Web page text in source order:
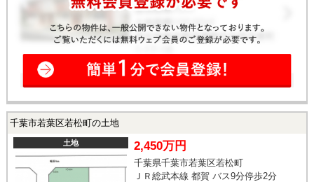
千葉市若葉区若松町の土地
土地 2,450万円
千葉県千葉市若葉区若松町
ＪＲ総武本線 都賀 バス9分停歩2分